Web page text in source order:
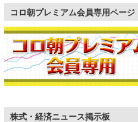
コロ朝プレミアム会員専用ページ
株式・経済ニュース掲示板